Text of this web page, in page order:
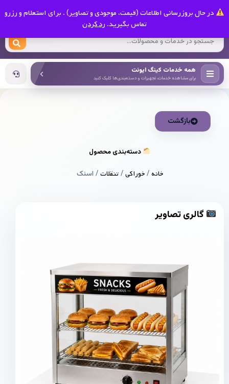
در حال بروزرسانی اطلاعات (قیمت، موجودی و تصاویر) . برای استعلام و رزرو
تماس بگیرید. رد کردن
کینگ ایونت
همه خدمات کینگ ایونت
برای مشاهده خدمات، تجهیزات و دسته‌بندی‌ها کلیک کنید
بازگشت
دسته‌بندی محصول
خانه/خوراکی/تنقلات/ اسنک
گالری تصاویر